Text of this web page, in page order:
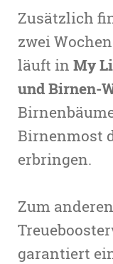
Zusätzlich
zwei
läuft in My
und Birnen-
Birnenmost
erbringen.
Zum
garantiert